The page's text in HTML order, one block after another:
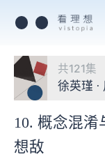
共121集
徐英瑾 ·
10. 概念混
想敌